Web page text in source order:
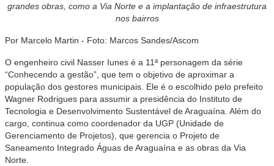
grandes obras, como a Via Norte e a implantação de infraestrutura
nos bairros
Por Marcelo Martin - Foto: Marcos Sandes/Ascom
O engenheiro civil Nasser Iunes é a 11ª personagem da série
“Conhecendo a gestão”, que tem o objetivo de aproximar a
população dos gestores municipais. Ele é o escolhido pelo prefeito
Wagner Rodrigues para assumir a presidência do Instituto de
Tecnologia e Desenvolvimento Sustentável de Araguaína. Além do
cargo, continua como coordenador da UGP (Unidade de
Gerenciamento de Projetos), que gerencia o Projeto de
Saneamento Integrado Águas de Araguaína e as obras da Via
Norte.